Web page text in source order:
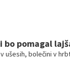
pomagal
ušesih, bolečini v